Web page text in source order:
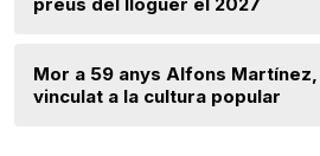
Mor a 59 anys Alfons
vinculat a la cultura popular